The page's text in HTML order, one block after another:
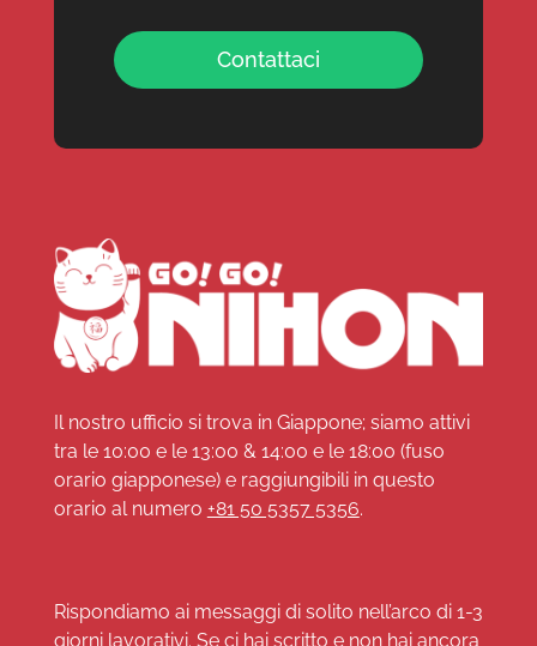
Contattaci
Il nostro ufficio si trova in Giappone; siamo attivi
tra le 10:00 e le 13:00 & 14:00 e le 18:00 (fuso
orario giapponese) e raggiungibili in questo
orario al numero +81 50 5357 5356.
Rispondiamo ai messaggi di solito nell’arco di 1-3
giorni lavorativi. Se ci hai scritto e non hai ancora